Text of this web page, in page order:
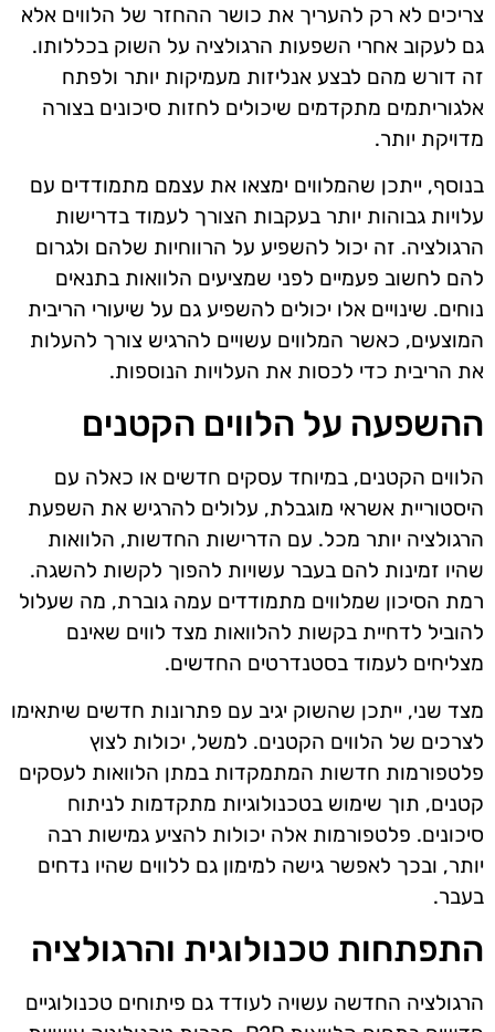
צריכים לא רק להעריך את כושר ההחזר של הלווים אלא
גם לעקוב אחרי השפעות הרגולציה על השוק בכללותו.
זה דורש מהם לבצע אנליזות מעמיקות יותר ולפתח
אלגוריתמים מתקדמים שיכולים לחזות סיכונים בצורה
מדויקת יותר.
בנוסף, ייתכן שהמלווים ימצאו את עצמם מתמודדים עם
עלויות גבוהות יותר בעקבות הצורך לעמוד בדרישות
הרגולציה. זה יכול להשפיע על הרווחיות שלהם ולגרום
להם לחשוב פעמיים לפני שמציעים הלוואות בתנאים
נוחים. שינויים אלו יכולים להשפיע גם על שיעורי הריבית
המוצעים, כאשר המלווים עשויים להרגיש צורך להעלות
את הריבית כדי לכסות את העלויות הנוספות.
ההשפעה על הלווים הקטנים
הלווים הקטנים, במיוחד עסקים חדשים או כאלה עם
היסטוריית אשראי מוגבלת, עלולים להרגיש את השפעת
הרגולציה יותר מכל. עם הדרישות החדשות, הלוואות
שהיו זמינות להם בעבר עשויות להפוך לקשות להשגה.
רמת הסיכון שמלווים מתמודדים עמה גוברת, מה שעלול
להוביל לדחיית בקשות להלוואות מצד לווים שאינם
מצליחים לעמוד בסטנדרטים החדשים.
מצד שני, ייתכן שהשוק יגיב עם פתרונות חדשים שיתאימו
לצרכים של הלווים הקטנים. למשל, יכולות לצוץ
פלטפורמות חדשות המתמקדות במתן הלוואות לעסקים
קטנים, תוך שימוש בטכנולוגיות מתקדמות לניתוח
סיכונים. פלטפורמות אלה יכולות להציע גמישות רבה
יותר, ובכך לאפשר גישה למימון גם ללווים שהיו נדחים
בעבר.
התפתחות טכנולוגית והרגולציה
הרגולציה החדשה עשויה לעודד גם פיתוחים טכנולוגיים